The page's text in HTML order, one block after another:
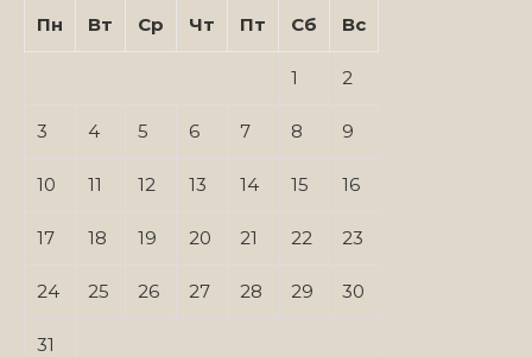
Пн
Вт Ср Чт Пт Сб Вс
1 2
3 4 5 6 7 8 9
10 11 12 13 14 15 16
17 18 19 20 21 22 23
24 25 26 27 28 29 30
31